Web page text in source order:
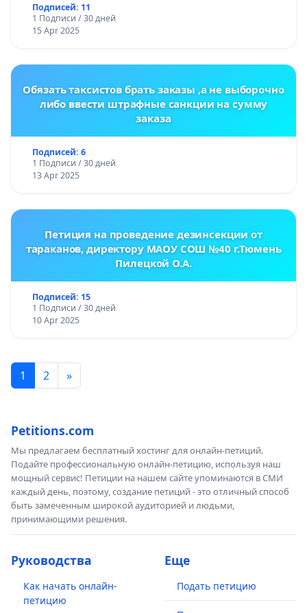
Подписей: 11
1 Подписи / 30 дней
15 Apr 2025
Обязать таксистов брать заказы ,а не выборочно
либо ввести штрафные санкции на сумму
заказа
Подписей: 6
1 Подписи / 30 дней
13 Apr 2025
Петиция на проведение дезинсекции от
тараканов, директору МАОУ СОШ №40 г.Тюмень
Пилецкой О.А.
Подписей: 15
1 Подписи / 30 дней
10 Apr 2025
1 2 »
Petitions.com
Мы предлагаем бесплатный хостинг для онлайн-петиций.
Подайте профессиональную онлайн-петицию, используя наш
мощный сервис! Петиции на нашем сайте упоминаются в СМИ
каждый день, поэтому, создание петиций - это отличный способ
быть замеченным широкой аудиторией и людьми,
принимающими решения.
Руководства
Как начать онлайн-
петицию
Еще
Подать петицию